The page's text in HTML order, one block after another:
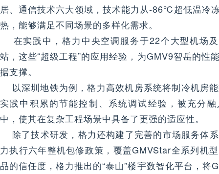
居、通信技术六大领域，技术能力从-86℃超低温冷
热，能够满足不同场景的多样化需求。
在实践中，格力中央空调服务于22个大型机场
站，这些“超级工程”的应用经验，为GMV9智岳的性
据支撑。
以深圳地铁为例，格力高效机房系统将制冷机房
实践中积累的节能控制、系统调试经验，被充分
中，使其在复杂工程场景中具备了更强的适应性。
除了技术研发，格力还构建了完善的市场服务体
力执行六年整机包修政策，覆盖GMVStar全系列机
品的信任度，格力推出的“泰山”楼宇数智化平台，将